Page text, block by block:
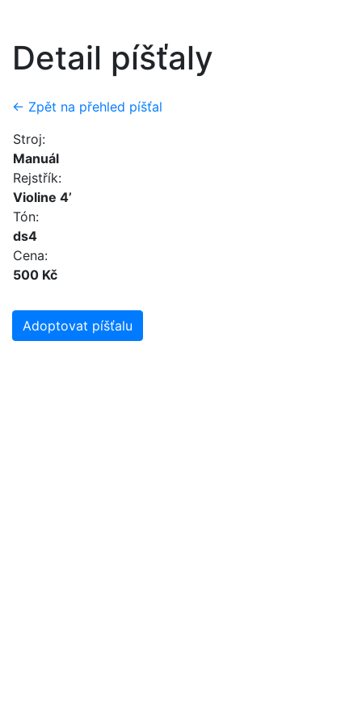
Detail píšťaly
← Zpět na přehled píšťal
Stroj:
Manuál
Rejstřík:
Violine 4’
Tón:
ds4
Cena:
500 Kč
Adoptovat píšťalu